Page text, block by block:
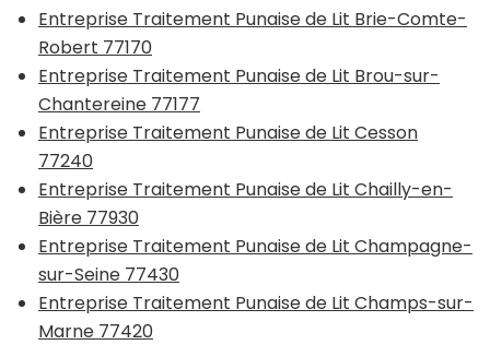
Entreprise Traitement Punaise de Lit Brie-Comte-
Robert 77170
Entreprise Traitement Punaise de Lit Brou-sur-
Chantereine 77177
Entreprise Traitement Punaise de Lit Cesson
77240
Entreprise Traitement Punaise de Lit Chailly-en-
Bière 77930
Entreprise Traitement Punaise de Lit Champagne-
sur-Seine 77430
Entreprise Traitement Punaise de Lit Champs-sur-
Marne 77420